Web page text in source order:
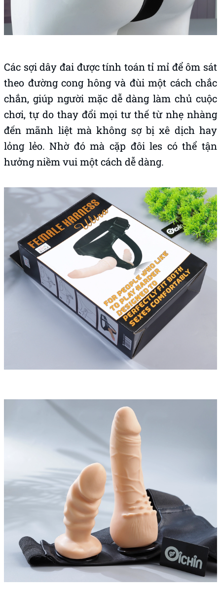
theo đường cong hông và đùi một cách chắc
chắn, giúp người mặc dễ dàng làm chủ cuộc
chơi, tự do thay đổi mọi tư thế từ nhẹ nhàng
đến mãnh liệt mà không sợ bị xê dịch hay
lỏng lẻo. Nhờ đó mà cặp đôi les có thể tận
hưởng niềm vui một cách dễ dàng.